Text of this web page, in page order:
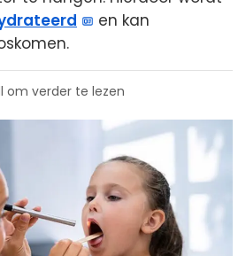
en kan
om verder te lezen